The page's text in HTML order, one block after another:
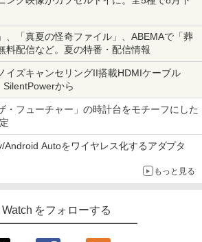
、「真夏の怪奇ファイル」、ABEMAで「葬
料配信など。夏の特番・配信情報
イズキャンセリングII搭載HDMIケーブル
SilentPowerから
・フューチャー」の時計台をモチーフにした
Android Autoをワイヤレス化するアダプタ
もっと見る
をフォローする